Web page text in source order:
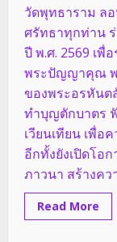
วัดพุทธาราม ล
ศรัทธาทุกท่าน
ปี พ.ศ. 2569 เ
พระปัญญาคุณ
ของพระอรหันต
ทำบุญตักบาตร
เวียนเทียน เพื่อ
อีกทั้งยังเปิดโอ
ภาวนา สร้างคว
Read More
กิจกรรมของวัด